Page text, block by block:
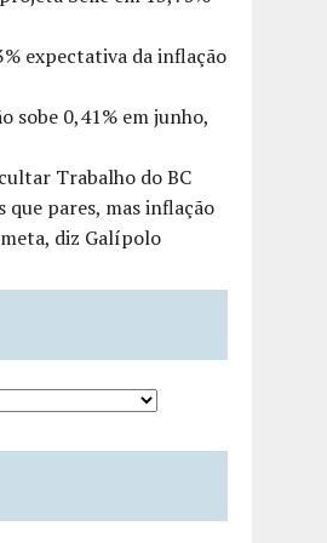
expectativa da inflação
sobe 0,41% em junho,
Trabalho do BC
pares, mas inflação
diz Galípolo